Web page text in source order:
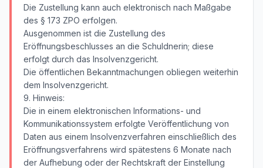
Die Zustellung kann auch elektronisch nach Maßgabe
des § 173 ZPO erfolgen.
Ausgenommen ist die Zustellung des
Eröffnungsbeschlusses an die Schuldnerin; diese
erfolgt durch das Insolvenzgericht.
Die öffentlichen Bekanntmachungen obliegen weiterhin
dem Insolvenzgericht.
9. Hinweis:
Die in einem elektronischen Informations- und
Kommunikationssystem erfolgte Veröffentlichung von
Daten aus einem Insolvenzverfahren einschließlich des
Eröffnungsverfahrens wird spätestens 6 Monate nach
der Aufhebung oder der Rechtskraft der Einstellung